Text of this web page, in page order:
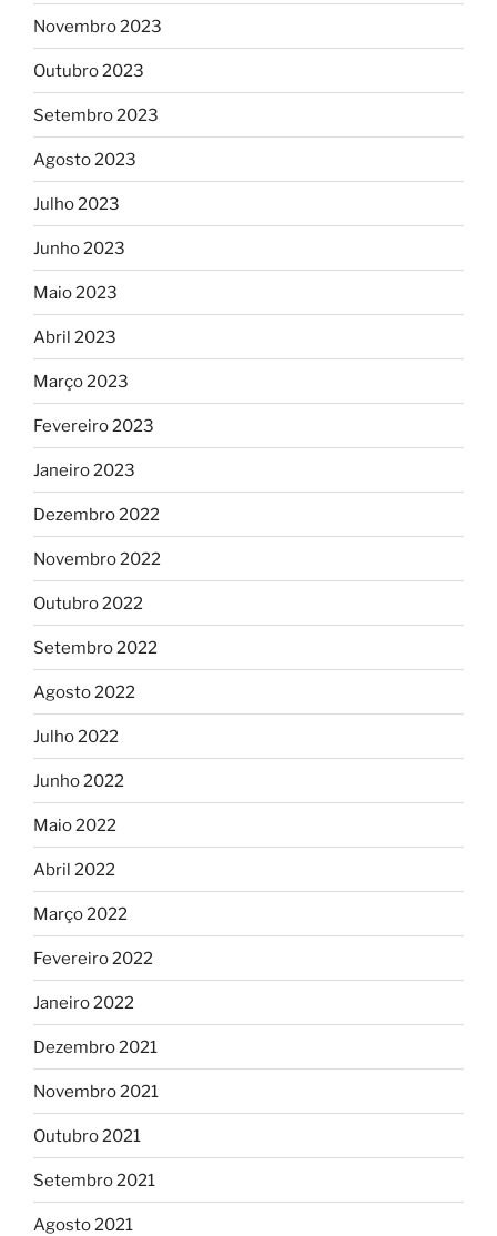
Novembro 2023
Outubro 2023
Setembro 2023
Agosto 2023
Julho 2023
Junho 2023
Maio 2023
Abril 2023
Março 2023
Fevereiro 2023
Janeiro 2023
Dezembro 2022
Novembro 2022
Outubro 2022
Setembro 2022
Agosto 2022
Julho 2022
Junho 2022
Maio 2022
Abril 2022
Março 2022
Fevereiro 2022
Janeiro 2022
Dezembro 2021
Novembro 2021
Outubro 2021
Setembro 2021
Agosto 2021